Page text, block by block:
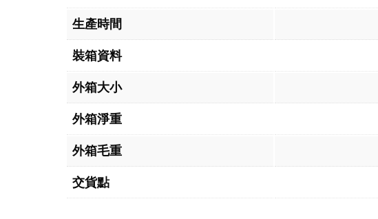
生產時間
裝箱資料
外箱大小
外箱淨重
外箱毛重
交貨點